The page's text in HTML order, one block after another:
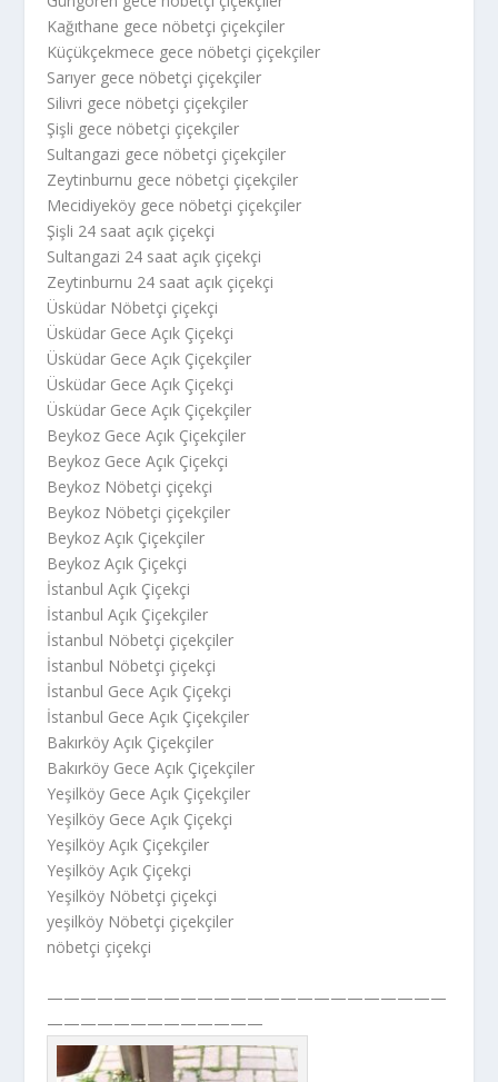
Kağıthane gece nöbetçi çiçekçiler
Küçükçekmece gece nöbetçi çiçekçiler
Sarıyer gece nöbetçi çiçekçiler
Silivri gece nöbetçi çiçekçiler
Şişli gece nöbetçi çiçekçiler
Sultangazi gece nöbetçi çiçekçiler
Zeytinburnu gece nöbetçi çiçekçiler
Mecidiyeköy gece nöbetçi çiçekçiler
Şişli 24 saat açık çiçekçi
Sultangazi 24 saat açık çiçekçi
Zeytinburnu 24 saat açık çiçekçi
Üsküdar Nöbetçi çiçekçi
Üsküdar Gece Açık Çiçekçi
Üsküdar Gece Açık Çiçekçiler
Üsküdar Gece Açık Çiçekçi
Üsküdar Gece Açık Çiçekçiler
Beykoz Gece Açık Çiçekçiler
Beykoz Gece Açık Çiçekçi
Beykoz Nöbetçi çiçekçi
Beykoz Nöbetçi çiçekçiler
Beykoz Açık Çiçekçiler
Beykoz Açık Çiçekçi
İstanbul Açık Çiçekçi
İstanbul Açık Çiçekçiler
İstanbul Nöbetçi çiçekçiler
İstanbul Nöbetçi çiçekçi
İstanbul Gece Açık Çiçekçi
İstanbul Gece Açık Çiçekçiler
Bakırköy Açık Çiçekçiler
Bakırköy Gece Açık Çiçekçiler
Yeşilköy Gece Açık Çiçekçiler
Yeşilköy Gece Açık Çiçekçi
Yeşilköy Açık Çiçekçiler
Yeşilköy Açık Çiçekçi
Yeşilköy Nöbetçi çiçekçi
yeşilköy Nöbetçi çiçekçiler
nöbetçi çiçekçi
————————————————————————
—————————————